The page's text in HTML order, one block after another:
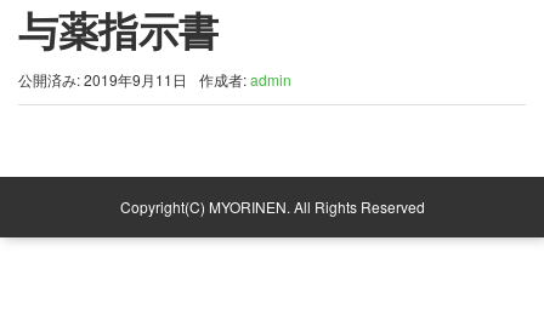
与薬指示書
公開済み: 2019年9月11日 作成者:admin
Copyright(C) MYORINEN. All Rights Reserved